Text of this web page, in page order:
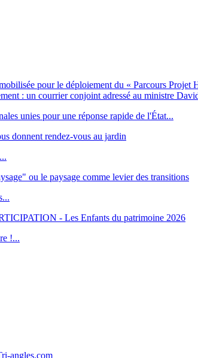
pour le déploiement du « Parcours Projet
: un courrier conjoint adressé au ministre
unies pour une réponse rapide de l'État...
donnent rendez-vous au jardin
ou le paysage comme levier des transitions
- Les Enfants du patrimoine 2026
!...
angles.com